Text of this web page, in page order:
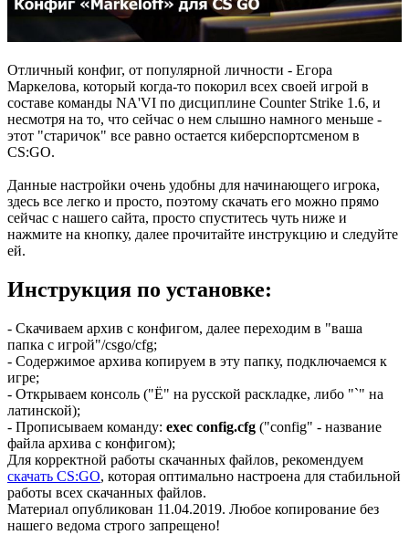
Отличный конфиг, от популярной личности - Егора
Маркелова, который когда-то покорил всех своей игрой в
составе команды NA'VI по дисциплине Counter Strike 1.6, и
несмотря на то, что сейчас о нем слышно намного меньше -
этот "старичок" все равно остается киберспортсменом в
CS:GO.
Данные настройки очень удобны для начинающего игрока,
здесь все легко и просто, поэтому скачать его можно прямо
сейчас с нашего сайта, просто спуститесь чуть ниже и
нажмите на кнопку, далее прочитайте инструкцию и следуйте
ей.
Инструкция по установке:
- Скачиваем архив с конфигом, далее переходим в "ваша
папка с игрой"/csgo/cfg;
- Содержимое архива копируем в эту папку, подключаемся к
игре;
- Открываем консоль ("Ё" на русской раскладке, либо "`" на
латинской);
- Прописываем команду: exec config.cfg ("config" - название
файла архива с конфигом);
Для корректной работы скачанных файлов, рекомендуем
скачать CS:GO, которая оптимально настроена для стабильной
работы всех скачанных файлов.
Материал опубликован 11.04.2019. Любое копирование без
нашего ведома строго запрещено!